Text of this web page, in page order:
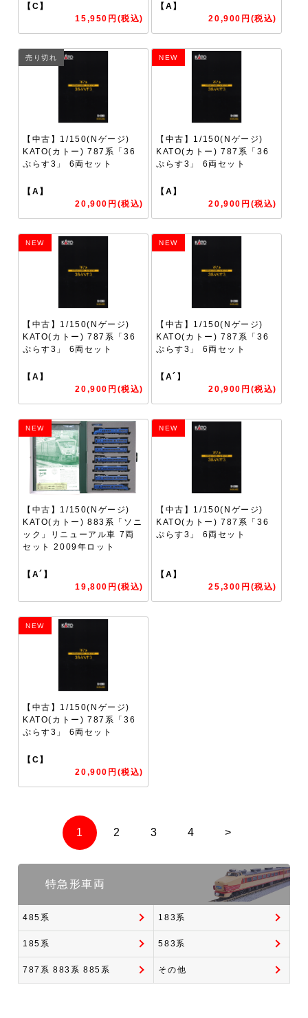
【C】
15,950円(税込)
【A】
20,900円(税込)
売り切れ
【中古】1/150(Nゲージ)
KATO(カトー) 787系「36
ぷらす3」 6両セット
【A】
20,900円(税込)
NEW
【中古】1/150(Nゲージ)
KATO(カトー) 787系「36
ぷらす3」 6両セット
【A】
20,900円(税込)
NEW
【中古】1/150(Nゲージ)
KATO(カトー) 787系「36
ぷらす3」 6両セット
【A】
20,900円(税込)
NEW
【中古】1/150(Nゲージ)
KATO(カトー) 787系「36
ぷらす3」 6両セット
【A´】
20,900円(税込)
NEW
【中古】1/150(Nゲージ)
KATO(カトー) 883系「ソニ
ック」リニューアル車 7両
セット 2009年ロット
【A´】
19,800円(税込)
NEW
【中古】1/150(Nゲージ)
KATO(カトー) 787系「36
ぷらす3」 6両セット
【A】
25,300円(税込)
NEW
【中古】1/150(Nゲージ)
KATO(カトー) 787系「36
ぷらす3」 6両セット
【C】
20,900円(税込)
1 2 3 4 >
特急形車両
485系 183系
185系 583系
787系 883系 885系 その他